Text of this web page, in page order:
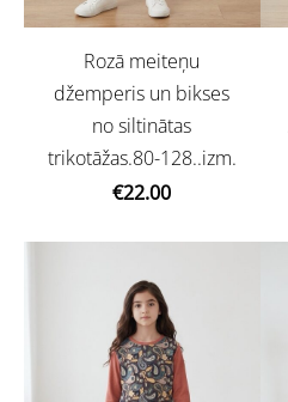
Rozā meiteņu
džemperis un bikses
no siltinātas
trikotāžas.80-128..izm.
€22.00